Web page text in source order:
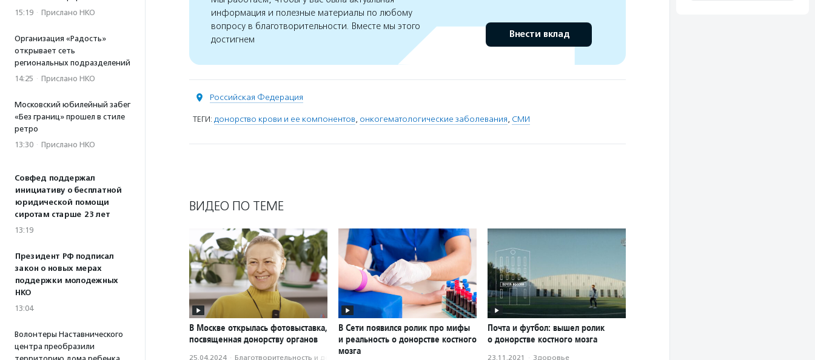
15:19 · Прислано НКО
Организация «Радость»
открывает сеть
региональных подразделений
14:25 · Прислано НКО
Московский юбилейный забег
«Без границ» прошел в стиле
ретро
13:30 · Прислано НКО
Совфед поддержал
инициативу о бесплатной
юридической помощи
сиротам старше 23 лет
13:19
Президент РФ подписал
закон о новых мерах
поддержки молодежных
НКО
13:04
Волонтеры Наставнического
центра преобразили
информация и полезные материалы по любому
вопросу в благотворительности. Вместе мы этого
достигнем
Внести вклад
Российская Федерация
ТЕГИ: донорство крови и ее компонентов, онкогематологические заболевания, СМИ
ВИДЕО ПО ТЕМЕ
В Москве открылась фотовыставка,
посвященная донорству органов
25.04.2024 · Благотвори­тель­ность и доброволь­чест­во
В Сети появился ролик про мифы
и реальность о донорстве костного
мозга
Почта и футбол: вышел ролик
о донорстве костного мозга
23.11.2021 · Здоровье